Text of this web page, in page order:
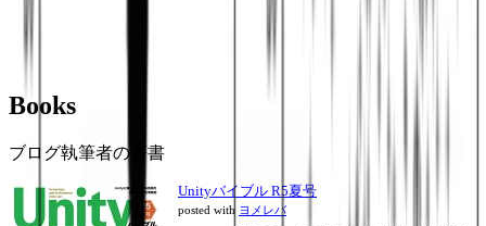
Books
ブログ執筆者の著書
Unityバイブル R5夏号
posted with ヨメレバ